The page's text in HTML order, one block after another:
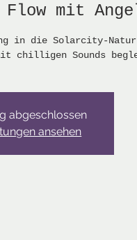
Flow mit
in die Solarcity-
chilligen Sounds
abgeschlossen
ansehen